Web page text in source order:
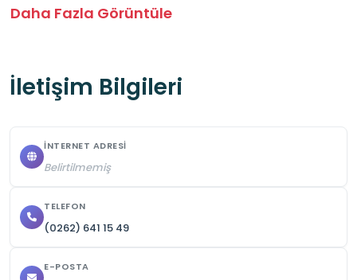
Cami içinde koşmak, yüksek sesle konuşmak
Öğrenciler mimari unsurları gözlemleyebilir.
davranılmalıdır.
Daha Fazla Görüntüle
İletişim Bilgileri
İNTERNET ADRESI
Belirtilmemiş
TELEFON
(0262) 641 15 49
E-POSTA